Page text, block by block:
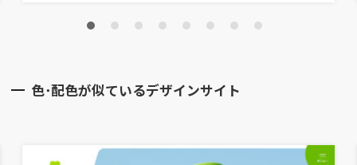
色･配色が似ているデザインサイト